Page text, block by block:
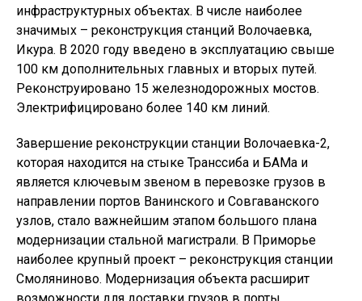
инфраструктурных объектах. В числе наиболее
значимых – реконструкция станций Волочаевка,
Икура. В 2020 году введено в эксплуатацию свыше
100 км дополнительных главных и вторых путей.
Реконструировано 15 железнодорожных мостов.
Электрифицировано более 140 км линий.
Завершение реконструкции станции Волочаевка-2,
которая находится на стыке Транссиба и БАМа и
является ключевым звеном в перевозке грузов в
направлении портов Ванинского и Совгаванского
узлов, стало важнейшим этапом большого плана
модернизации стальной магистрали. В Приморье
наиболее крупный проект – реконструкция станции
Смоляниново. Модернизация объекта расширит